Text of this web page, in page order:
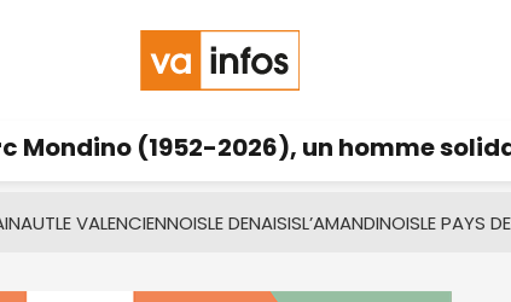
Mondino (1952-2026), un homme
LE VALENCIENNOISLE DENAISISL’AMANDINOISLE PAYS